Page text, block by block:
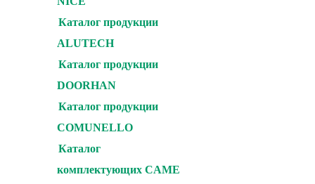
Каталог продукции
ALUTECH
Каталог продукции
DOORHAN
Каталог продукции
COMUNELLO
Каталог
комплектующих CAME